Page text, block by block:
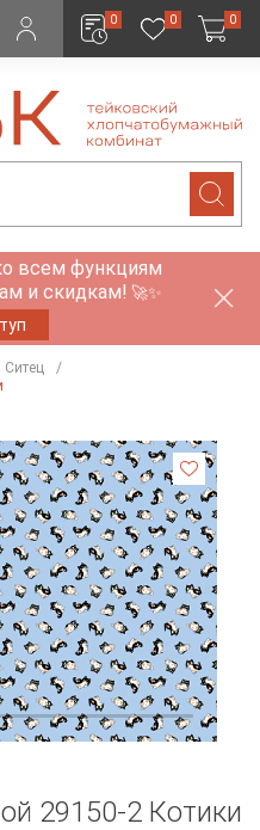
0 0 0
всем функциям
и скидкам! 🚀✨
Ситец
29150-2 Котики